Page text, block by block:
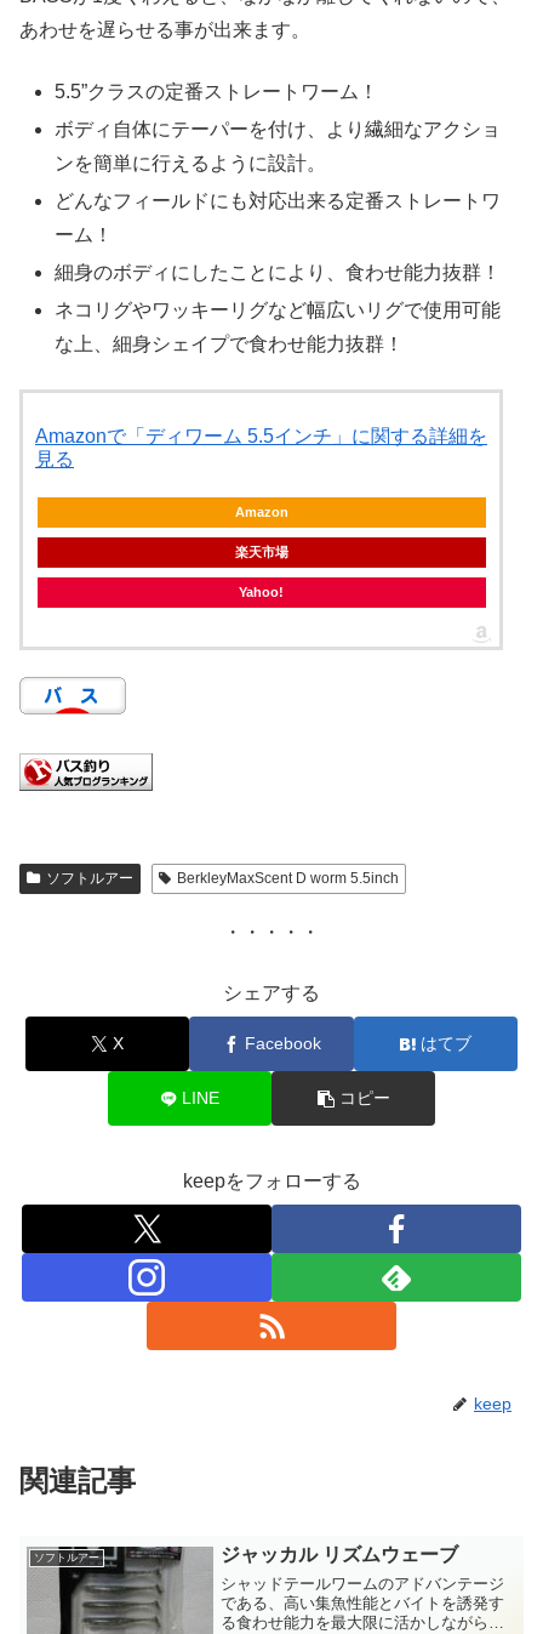
あわせを遅らせる事が出来ます。
5.5”クラスの定番ストレートワーム！
ボディ自体にテーパーを付け、より繊細なアクショ
ンを簡単に行えるように設計。
どんなフィールドにも対応出来る定番ストレートワ
ーム！
細身のボディにしたことにより、食わせ能力抜群！
ネコリグやワッキーリグなど幅広いリグで使用可能
な上、細身シェイプで食わせ能力抜群！
Amazonで「ディワーム 5.5インチ」に関する詳細を
見る
Amazon
楽天市場
Yahoo!
ソフトルアー BerkleyMaxScent D worm 5.5inch
・・・・・
シェアする
X Facebook はてブ
LINE コピー
keepをフォローする
keep
関連記事
ソフトルアー ジャッカル リズムウェーブ
シャッドテールワームのアドバンテージ
である、高い集魚性能とバイトを誘発す
る食わせ能力を最大限に活かしながら